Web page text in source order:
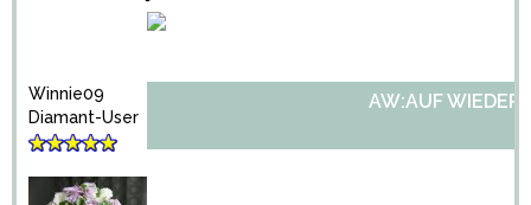
Winnie09
Diamant-User
AW:AUF